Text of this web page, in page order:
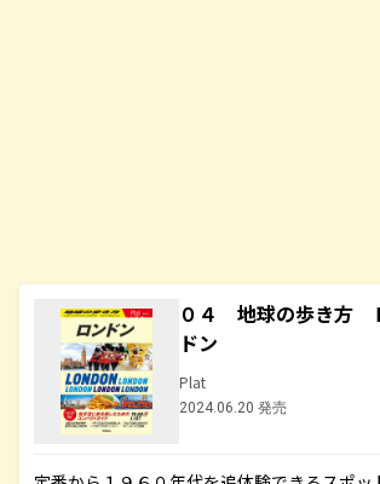
０４ 地球の歩き方
ドン
Plat
2024.06.20 発売